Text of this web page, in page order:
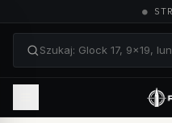
●
Szukaj: Glock 17,